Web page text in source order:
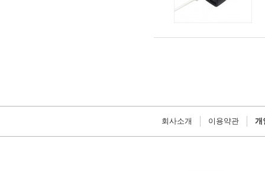
회사소개 이용약관 개